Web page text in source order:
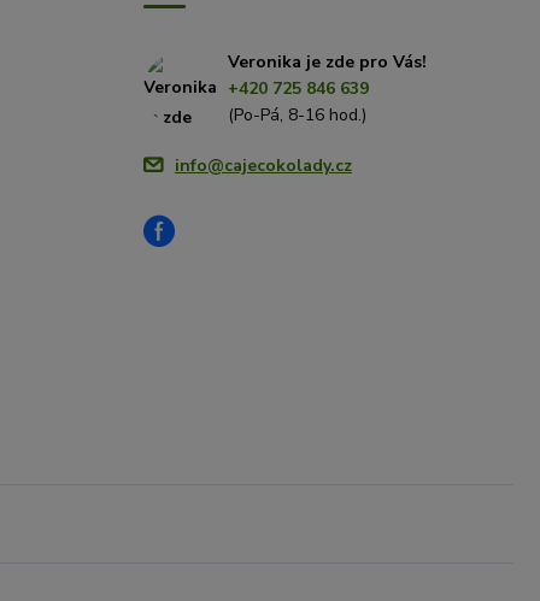
Veronika je zde pro Vás!
+420 725 846 639
(Po-Pá, 8-16 hod.)
info@cajecokolady.cz